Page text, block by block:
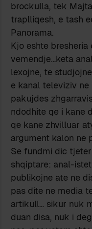
brockulla, tek
traplliqesh, e tash
Panorama.
Kjo eshte
vemendje…keta
lexojne, te
e kanal televiziv
pakujdes
ndodhite qe i kane
qe kane zhvilluar
argument kalon ne
Se fundmi dic
shqiptare: anal-
publikojne ate ne
pas dite ne media
artikull… sikur nuk
duan disa, nuk i